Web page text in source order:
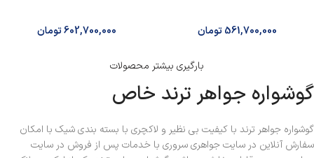
561,700,000تومان 602,700,000تومان
بارگیری بیشتر محصولات
گوشواره جواهر ترند خاص
گوشواره جواهر ترند با کیفیت بی نظیر و لاکچری با بسته بندی شیک با امکان
سفارش آنلاین در سایت جواهری سروری با خدمات پس از فروش در سایت